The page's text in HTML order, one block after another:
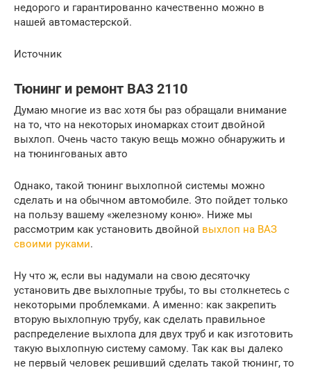
недорого и гарантированно качественно можно в
нашей автомастерской.
Источник
Тюнинг и ремонт ВАЗ 2110
Думаю многие из вас хотя бы раз обращали внимание
на то, что на некоторых иномарках стоит двойной
выхлоп. Очень часто такую вещь можно обнаружить и
на тюнингованых авто
Однако, такой тюнинг выхлопной системы можно
сделать и на обычном автомобиле. Это пойдет только
на пользу вашему «железному коню». Ниже мы
рассмотрим как установить двойной выхлоп на ВАЗ
своими руками.
Ну что ж, если вы надумали на свою десяточку
установить две выхлопные трубы, то вы столкнетесь с
некоторыми проблемками. А именно: как закрепить
вторую выхлопную трубу, как сделать правильное
распределение выхлопа для двух труб и как изготовить
такую выхлопную систему самому. Так как вы далеко
не первый человек решивший сделать такой тюнинг, то